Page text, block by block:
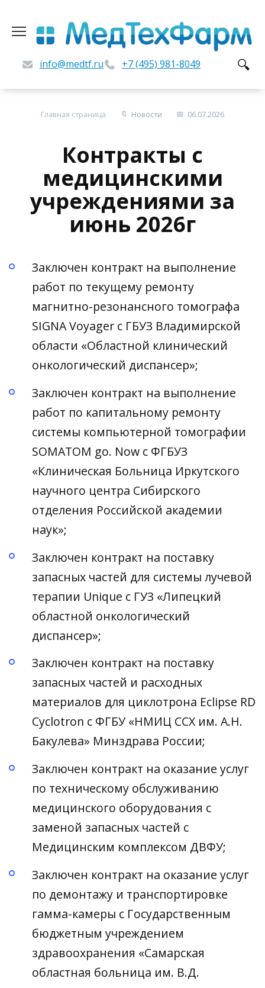
содержанию
info@medtf.ru +7 (495) 981-8049
Главная страница Новости 06.07.2026
Контракты c
медицинскими
учреждениями за
июнь 2026г
Заключен контракт на выполнение
работ по текущему ремонту
магнитно-резонансного томографа
SIGNA Voyager с ГБУЗ Владимирской
области «Областной клинический
онкологический диспансер»;
Заключен контракт на выполнение
работ по капитальному ремонту
системы компьютерной томографии
SOMATOM go. Now с ФГБУЗ
«Клиническая Больница Иркутского
научного центра Сибирского
отделения Российской академии
наук»;
Заключен контракт на поставку
запасных частей для системы лучевой
терапии Unique с ГУЗ «Липецкий
областной онкологический
диспансер»;
Заключен контракт на поставку
запасных частей и расходных
материалов для циклотрона Eclipse RD
Cyclotron с ФГБУ «НМИЦ ССХ им. А.Н.
Бакулева» Минздрава России;
Заключен контракт на оказание услуг
по техническому обслуживанию
медицинского оборудования с
заменой запасных частей с
Медицинским комплексом ДВФУ;
Заключен контракт на оказание услуг
по демонтажу и транспортировке
гамма-камеры с Государственным
бюджетным учреждением
здравоохранения «Самарская
областная больница им. В.Д.